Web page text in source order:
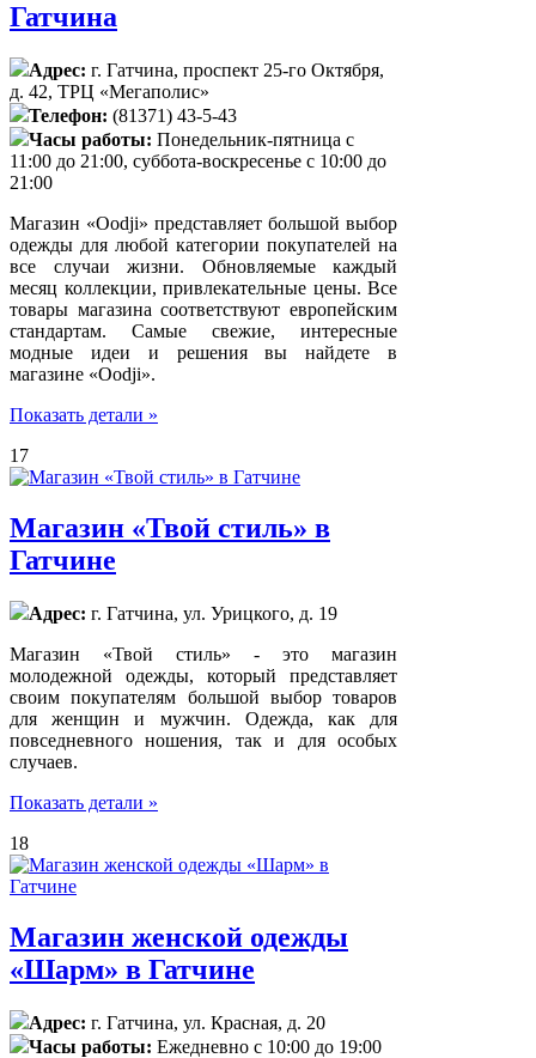
Гатчина
Адрес: г. Гатчина, проспект 25-го Октября,
д. 42, ТРЦ «Мегаполис»
Телефон: (81371) 43-5-43
Часы работы: Понедельник-пятница с
11:00 до 21:00, суббота-воскресенье с 10:00 до
21:00
Магазин «Оodji» представляет большой выбор
одежды для любой категории покупателей на
все случаи жизни. Обновляемые каждый
месяц коллекции, привлекательные цены. Все
товары магазина соответствуют европейским
стандартам. Самые свежие, интересные
модные идеи и решения вы найдете в
магазине «Оodji».
Показать детали »
17
Магазин «Твой стиль» в
Гатчине
Адрес: г. Гатчина, ул. Урицкого, д. 19
Магазин «Твой стиль» - это магазин
молодежной одежды, который представляет
своим покупателям большой выбор товаров
для женщин и мужчин. Одежда, как для
повседневного ношения, так и для особых
случаев.
Показать детали »
18
Магазин женской одежды
«Шарм» в Гатчине
Адрес: г. Гатчина, ул. Красная, д. 20
Часы работы: Ежедневно с 10:00 до 19:00